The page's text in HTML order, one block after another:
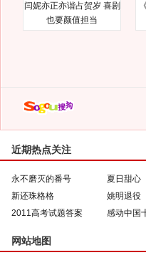
闫妮亦正亦谐占贺岁 喜剧
也要颜值担当
近期热点关注
永不磨灭的番号 夏日甜心
新还珠格格
姚明退役
2011高考试题答案
感动中国
网站地图